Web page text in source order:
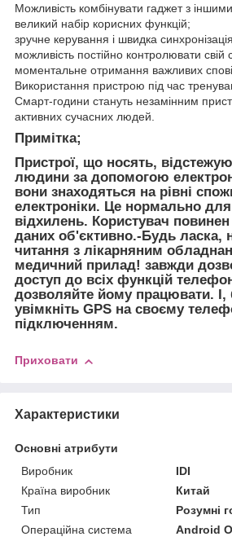
Можливість комбінувати гаджет з
великий набір корисних функцій;
зручне керування і швидка
можливість постійно контролювати свій
моментальне отримання важливих
Використання пристрою під час
Смарт-години стануть незамінним
активних сучасних людей.
Примітка;
Пристрої, що носять,
людини за допомогою
вони знаходяться на рівні
електроніки. Це нормально
відхилень. Користувач
даних об'єктивно.-Будь ласка,
читання з лікарняним
медичний прилад! завжди
доступ до всіх функцій
дозволяйте йому працювати. І,
увімкніть GPS на своєму
підключенням.
Приховати
Характеристики
Основні атрибути
Виробник
IDI
Країна виробник
Китай
Тип
Розумні
Операційна система
Android